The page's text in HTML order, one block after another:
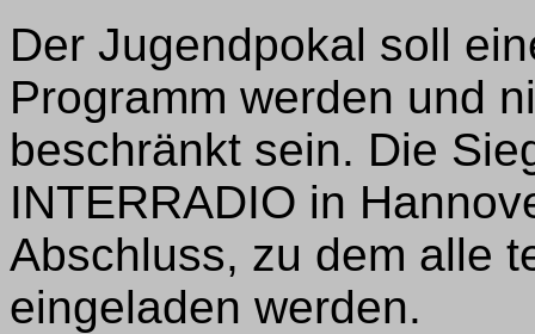
Der Jugendpokal soll
Programm werden und
beschränkt sein. Die
INTERRADIO in
Abschluss, zu dem alle
eingeladen werden.